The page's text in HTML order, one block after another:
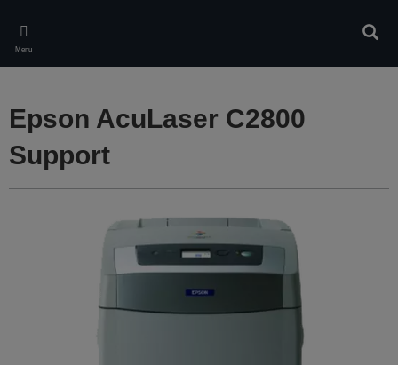
main
content
Menu
Epson AcuLaser C2800
Support